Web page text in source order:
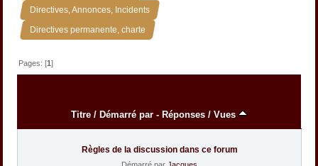
Directives, Annonces, Incidents »
Directives permanente, charte
Pages: [1]
Titre / Démarré par - Réponses / Vues
Règles de la discussion dans ce forum